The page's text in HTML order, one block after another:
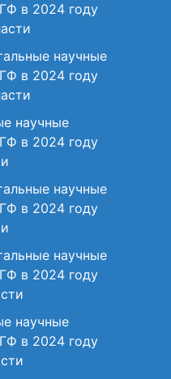
в 2024 году
научные
в 2024 году
научные
в 2024 году
научные
в 2024 году
научные
в 2024 году
научные
в 2024 году